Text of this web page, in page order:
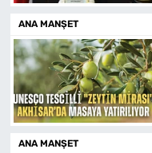
ANA MANŞET
ANA MANŞET